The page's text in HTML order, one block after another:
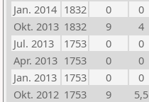
Jan. 2014 1832 0
0
Okt. 2013 1832 9
4
Jul. 2013
1753 0
0
Apr. 2013 1753 0
0
Jan. 2013 1753 0
0
Okt. 2012 1753 9
5,5